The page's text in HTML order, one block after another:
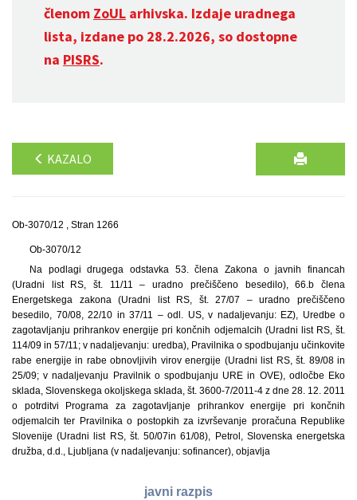
členom ZoUL arhivska. Izdaje uradnega
lista, izdane po 28.2.2026, so dostopne
na PISRS.
KAZALO
Ob-3070/12 , Stran 1266
Ob-3070/12
Na podlagi drugega odstavka 53. člena Zakona o javnih financah
(Uradni list RS, št. 11/11 – uradno prečiščeno besedilo), 66.b člena
Energetskega zakona (Uradni list RS, št. 27/07 – uradno prečiščeno
besedilo, 70/08, 22/10 in 37/11 – odl. US, v nadaljevanju: EZ), Uredbe o
zagotavljanju prihrankov energije pri končnih odjemalcih (Uradni list RS, št.
114/09 in 57/11; v nadaljevanju: uredba), Pravilnika o spodbujanju učinkovite
rabe energije in rabe obnovljivih virov energije (Uradni list RS, št. 89/08 in
25/09; v nadaljevanju Pravilnik o spodbujanju URE in OVE), odločbe Eko
sklada, Slovenskega okoljskega sklada, št. 3600-7/2011-4 z dne 28. 12. 2011
o potrditvi Programa za zagotavljanje prihrankov energije pri končnih
odjemalcih ter Pravilnika o postopkih za izvrševanje proračuna Republike
Slovenije (Uradni list RS, št. 50/07in 61/08), Petrol, Slovenska energetska
družba, d.d., Ljubljana (v nadaljevanju: sofinancer), objavlja
javni razpis